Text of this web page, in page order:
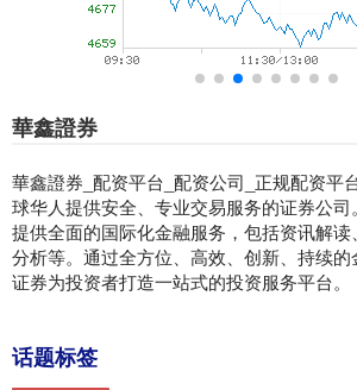
華鑫證券
華鑫證券_配资平台_配资公司_正规配资平
球华人提供安全、专业交易服务的证券公
提供全面的国际化金融服务，包括资讯解
分析等。通过全方位、高效、创新、持续
证券为投资者打造一站式的投资服务平台。
话题标签